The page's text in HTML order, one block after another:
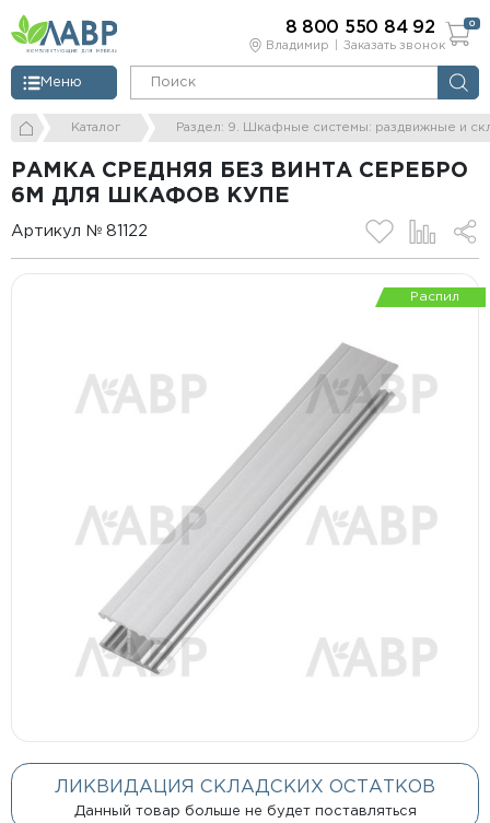
Владимир Заказать звонок
Меню
8 800 550 84 92 0
Каталог Раздел: 9. Шкафные системы: раздвижные и
РАМКА СРЕДНЯЯ БЕЗ ВИНТА СЕРЕБРО
6М ДЛЯ ШКАФОВ КУПЕ
Артикул № 81122
Распил
ЛИКВИДАЦИЯ СКЛАДСКИХ ОСТАТКОВ
Данный товар больше не будет поставляться